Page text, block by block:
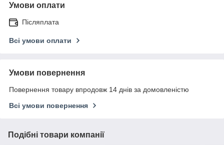
Умови оплати
Післяплата
Всі умови оплати
Умови повернення
Повернення товару впродовж 14 днів за домовленістю
Всі умови повернення
Подібні товари компанії